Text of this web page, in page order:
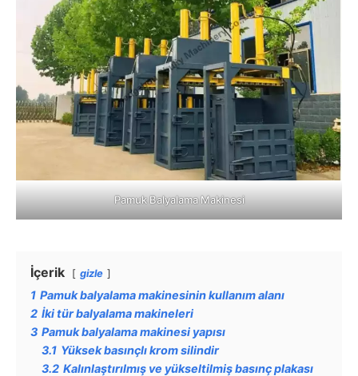
Pamuk Balyalama Makinesi
İçerik gizle
1 Pamuk balyalama makinesinin kullanım alanı
2 İki tür balyalama makineleri
3 Pamuk balyalama makinesi yapısı
3.1 Yüksek basınçlı krom silindir
3.2 Kalınlaştırılmış ve yükseltilmiş basınç plakası